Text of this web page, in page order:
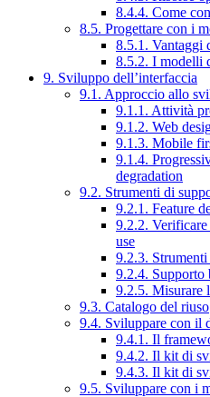
8.4.4. Come
8.5. Progettare con i
8.5.1. Vantaggi
8.5.2. I modelli
9. Sviluppo dell’interfaccia
9.1. Approccio allo
9.1.1. Attività
9.1.2. Web
9.1.3. Mobile
9.1.4.
degradation
9.2. Strumenti di
9.2.1. Feature
9.2.2.
use
9.2.3. Strumenti
9.2.4. Supporto
9.2.5. Misurare
9.3. Catalogo del riuso
9.4. Sviluppare con il
9.4.1. Il
9.4.2. Il kit di
9.4.3. Il kit di
9.5. Sviluppare con i